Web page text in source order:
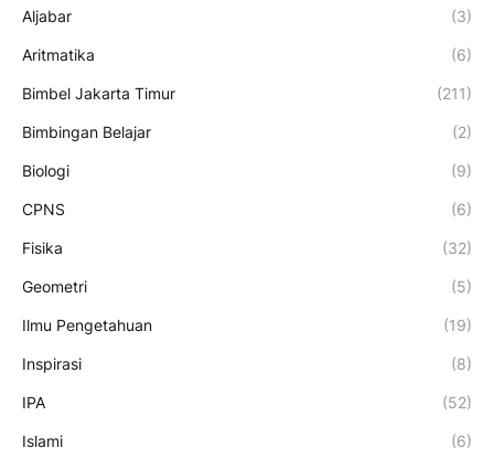
Aljabar (3)
Aritmatika (6)
Bimbel Jakarta Timur (211)
Bimbingan Belajar (2)
Biologi (9)
CPNS (6)
Fisika (32)
Geometri (5)
Ilmu Pengetahuan (19)
Inspirasi (8)
IPA (52)
Islami (6)